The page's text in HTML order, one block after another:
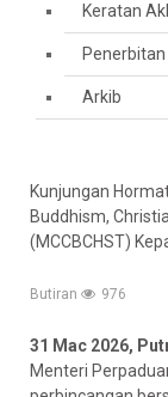
Keratan
Penerbitan
Arkib
Kunjungan
Buddhism,
(MCCBCHST)
Butiran 976
31 Mac 2026,
Menteri